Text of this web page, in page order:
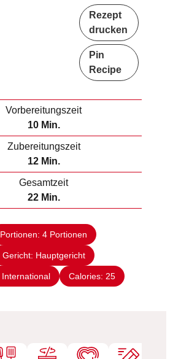
Rezept
drucken
Pin
Recipe
Vorbereitungszeit
10M
i
t
e
Min.
Zubereitungszeit
12M
i
e
Min.
Gesamtzeit
22M
i
n
u
t
n
Min.
Portionen: 4 Portionen
Gericht: Hauptgericht
International Calories: 25